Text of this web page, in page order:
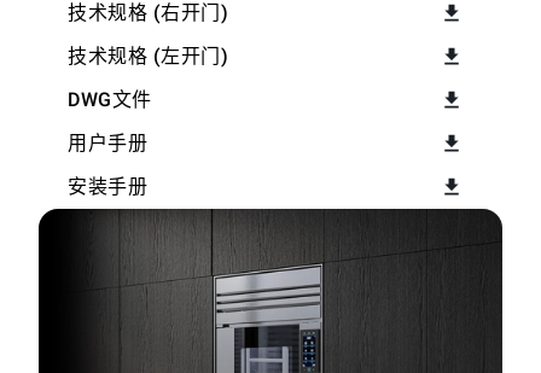
技术规格 (右开门)
技术规格 (左开门)
DWG文件
用户手册
安装手册